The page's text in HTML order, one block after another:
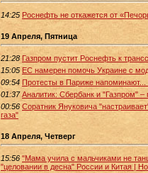
14:25 Роснефть не откажется от
19 Апреля, Пятница
21:28 Газпром пустит Роснефть к
15:05 ЕС намерен помочь Украине с
09:54 Протесты в Париже
01:37 Аналитик: Сбербанк и "Газпром" –
00:56 Соратник Януковича
газа"
18 Апреля, Четверг
15:56 "Мама учила с мальчиками не
"целовании в десна" России и Китая |